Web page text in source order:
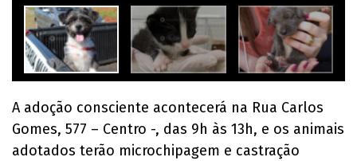
A adoção consciente acontecerá na Rua Carlos
Gomes, 577 – Centro -, das 9h às 13h, e os animais
adotados terão microchipagem e castração